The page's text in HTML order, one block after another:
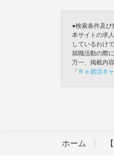
●検索条件及び
本サイトの求
しているわけ
就職活動の際
万一、掲載内
「 Ｒｅ就活キ
ホーム